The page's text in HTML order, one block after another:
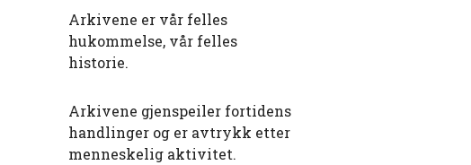
Arkivene er vår felles
hukommelse, vår felles
historie.
Arkivene gjenspeiler fortidens
handlinger og er avtrykk etter
menneskelig aktivitet.